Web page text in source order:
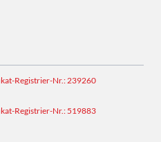
Registrier-Nr.: 239260
Registrier-Nr.: 519883